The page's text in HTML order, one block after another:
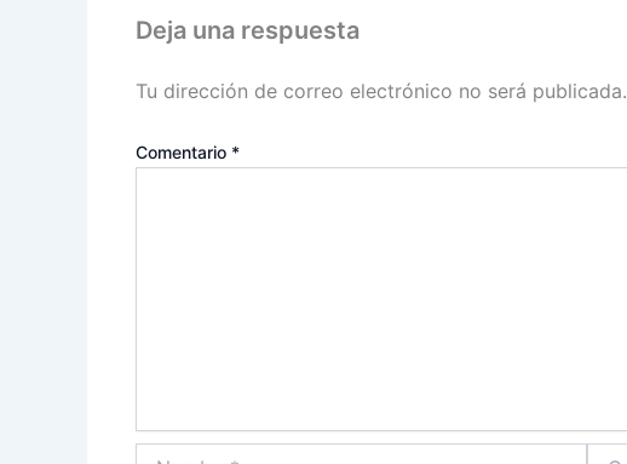
Deja una respuesta
Tu dirección de correo electrónico no será publicada.
Comentario *